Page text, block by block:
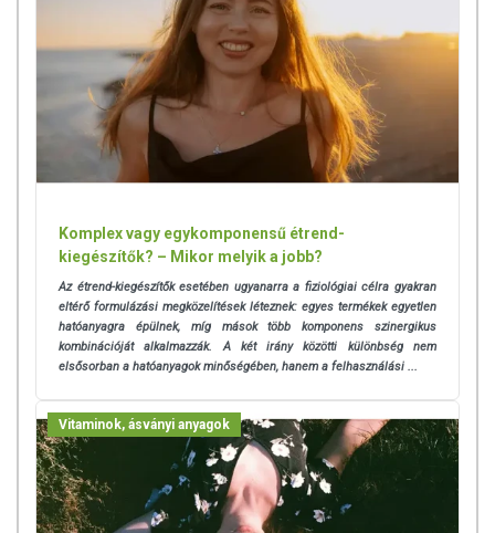
Komplex vagy egykomponensű étrend-
kiegészítők? – Mikor melyik a jobb?
Az étrend-kiegészítők esetében ugyanarra a fiziológiai célra gyakran
eltérő formulázási megközelítések léteznek: egyes termékek egyetlen
hatóanyagra épülnek, míg mások több komponens szinergikus
kombinációját alkalmazzák. A két irány közötti különbség nem
elsősorban a hatóanyagok minőségében, hanem a felhasználási ...
Vitaminok, ásványi anyagok